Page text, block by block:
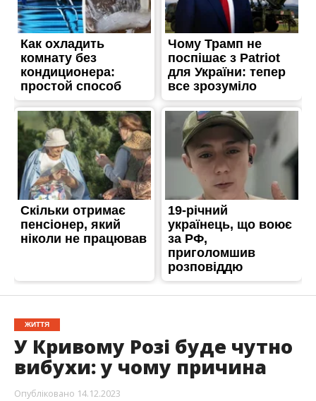
ЖИТТЯ
У Кривому Розі буде чутно
вибухи: у чому причина
Опубліковано 14.12.2023